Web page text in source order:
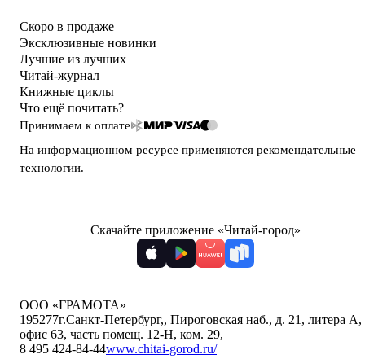
Скоро в продаже
Эксклюзивные новинки
Лучшие из лучших
Читай-журнал
Книжные циклы
Что ещё почитать?
Принимаем к оплате
На информационном ресурсе применяются рекомендательные
технологии.
Скачайте приложение «Читай-город»
ООО «ГРАМОТА»
195277г.Санкт-Петербург,, Пироговская наб., д. 21, литера А,
офис 63, часть помещ. 12-Н, ком. 29,
8 495 424-84-44www.chitai-gorod.ru/